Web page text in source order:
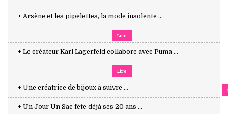
+ Arsène et les pipelettes, la mode insolente ...
Lire
+ Le créateur Karl Lagerfeld collabore avec Puma ...
Lire
+ Une créatrice de bijoux à suivre ...
+ Un Jour Un Sac fête déjà ses 20 ans ...